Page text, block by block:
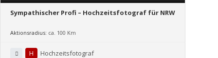
Sympathischer Profi – Hochzeitsfotograf für NRW
Aktionsradius: ca. 100 Km
H Hochzeitsfotograf